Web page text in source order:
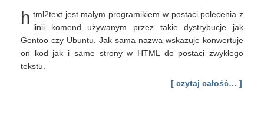
HTML
do
h tml2text jest małym programikiem w postaci polecenia z
linii komend używanym przez takie dystrybucje jak
Gentoo czy Ubuntu. Jak sama nazwa wskazuje konwertuje
on kod jak i same strony w HTML do postaci zwykłego
tekstu.
[ czytaj całość… ]